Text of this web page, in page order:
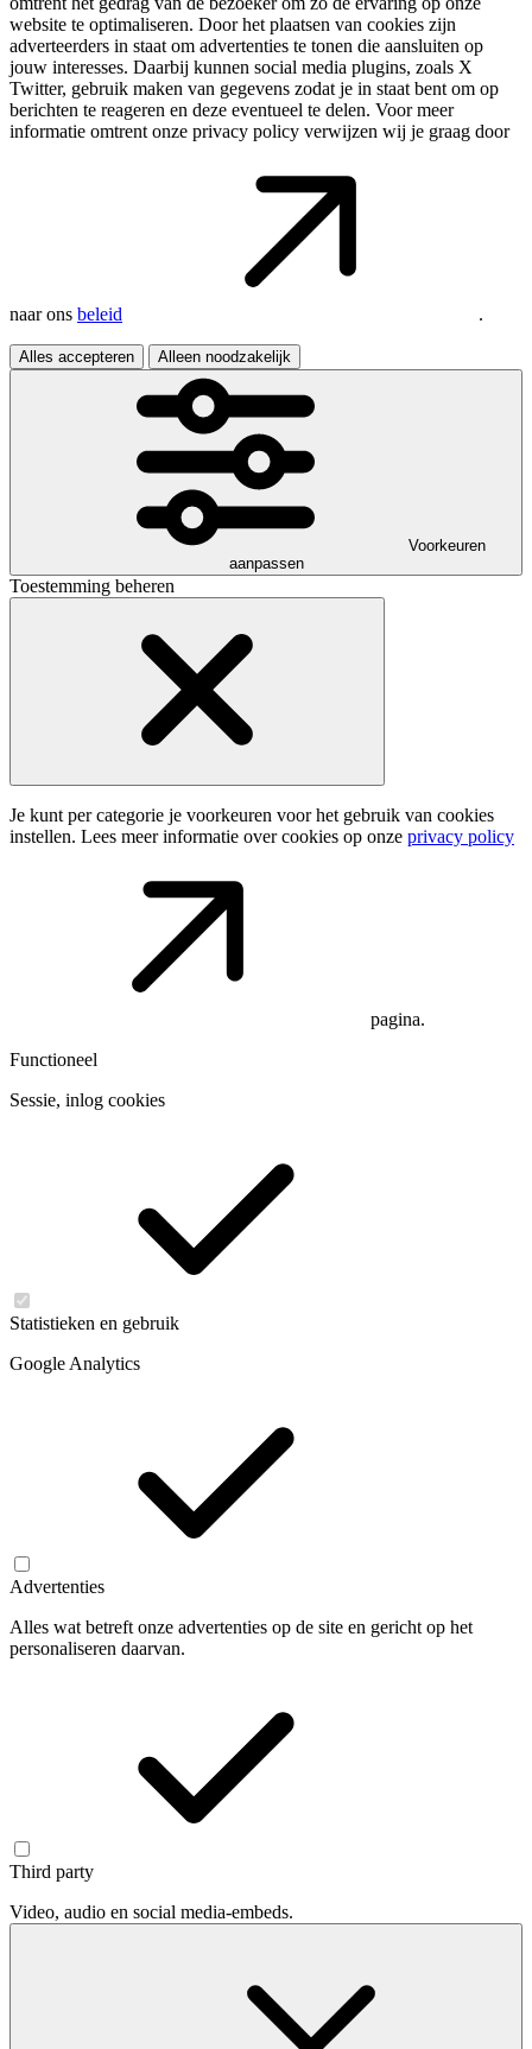
website te optimaliseren. Door het plaatsen van cookies zijn
adverteerders in staat om advertenties te tonen die aansluiten op
jouw interesses. Daarbij kunnen social media plugins, zoals X
Twitter, gebruik maken van gegevens zodat je in staat bent om op
berichten te reageren en deze eventueel te delen. Voor meer
informatie omtrent onze privacy policy verwijzen wij je graag door
naar ons beleid .
Alles accepteren Alleen noodzakelijk
Voorkeuren
aanpassen
Toestemming beheren
Je kunt per categorie je voorkeuren voor het gebruik van cookies
instellen. Lees meer informatie over cookies op onze privacy policy
pagina.
Functioneel
Sessie, inlog cookies
Statistieken en gebruik
Google Analytics
Advertenties
Alles wat betreft onze advertenties op de site en gericht op het
personaliseren daarvan.
Third party
Video, audio en social media-embeds.